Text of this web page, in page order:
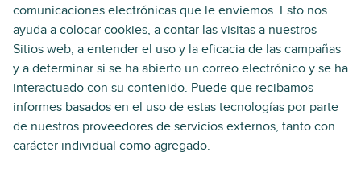
comunicaciones electrónicas que le enviemos. Esto nos
ayuda a colocar cookies, a contar las visitas a nuestros
Sitios web, a entender el uso y la eficacia de las campañas
y a determinar si se ha abierto un correo electrónico y se ha
interactuado con su contenido. Puede que recibamos
informes basados en el uso de estas tecnologías por parte
de nuestros proveedores de servicios externos, tanto con
carácter individual como agregado.